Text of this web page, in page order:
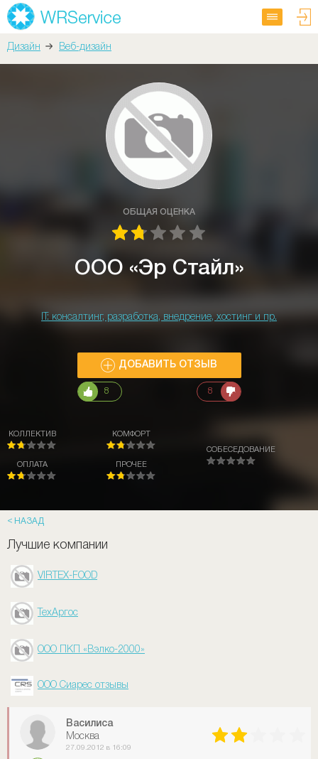
Дизайн Веб-дизайн
ОБЩАЯ ОЦЕНКА
ООО «Эр Стайл»
IT: консалтинг, разработка, внедрение, хостинг и пр.
ДОБАВИТЬ ОТЗЫВ
8 8
КОЛЛЕКТИВ
ОПЛАТА
КОМФОРТ
ПРОЧЕЕ
СОБЕСЕДОВАНИЕ
НАЗАД
Лучшие компании
VIRTEX-FOOD
ТехАргос
ООО ПКП «Вэлко-2000»
ООО Сиарес отзывы
Василиса
Москва
27.09.2012 в 16:09